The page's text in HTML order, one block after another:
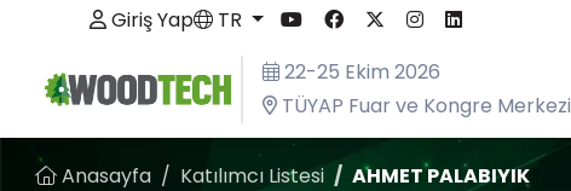
Giriş Yap
TR
22-25 Ekim 2026
TÜYAP Fuar ve Kongre Merkezi
Anasayfa Katılımcı Listesi AHMET PALABIYIK